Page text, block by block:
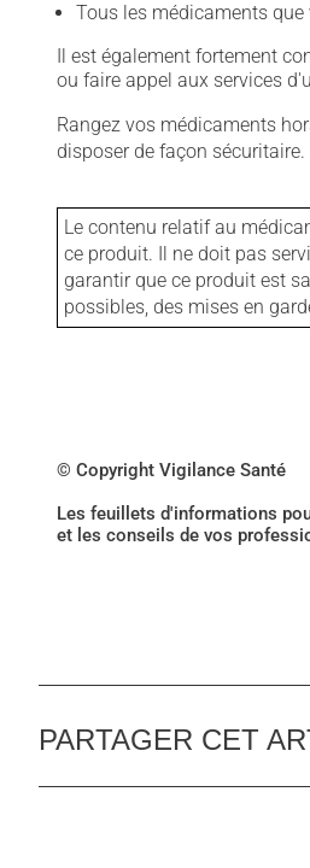
Tous les médicaments
Il est également fortement
ou faire appel aux services
Rangez vos médicaments
disposer de façon sécuritaire.
Le contenu relatif au
ce produit. Il ne doit pas
garantir que ce produit est
possibles, des mises en
© Copyright Vigilance Santé
Les feuillets d'informations
et les conseils de vos
PARTAGER CET